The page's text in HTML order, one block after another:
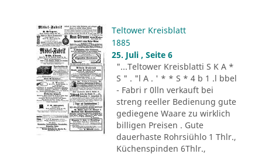
Teltower Kreisblatt
1885
25. Juli , Seite 6
"...Teltower Kreisblatti S K A *
S " . "l A . ' * * S * 4 b 1 .l bbel
- Fabri r 0lln verkauft bei
streng reeller Bedienung gute
gediegene Waare zu wirklich
billigen Preisen . Gute
dauerhaste Rohrsiühlo 1 Thlr.,
Küchenspinden 6Thlr.,